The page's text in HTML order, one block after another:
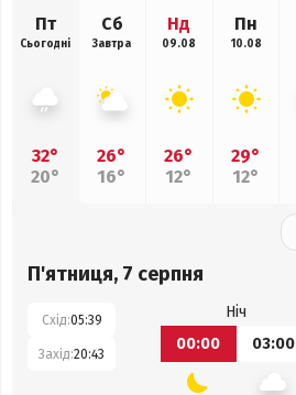
Пт
Сьогодні
32°
20°
Сб
Завтра
26°
16°
Нд
09.08
26°
12°
Пн
10.08
29°
12°
П'ятниця, 7 серпня
Схід:05:39
Захід:20:43
Ніч
00:00
03:00